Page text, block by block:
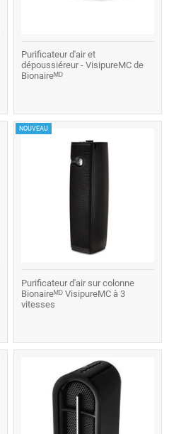
Purificateur d'air et
dépoussiéreur - VisipureMC de
Bionaireᴹᴰ
NOUVEAU
Purificateur d'air sur colonne
Bionaireᴹᴰ VisipureMC à 3
vitesses